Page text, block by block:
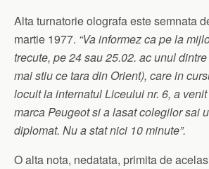
Alta turnatorie olografa este semnata
martie 1977. “Va informez ca pe la
trecute, pe 24 sau 25.02. ac unul
mai stiu ce tara din Orient), care in
locuit la internatul Liceului nr. 6, a
marca Peugeot si a lasat colegilor sai
diplomat. Nu a stat nici 10 minute”.
O alta nota, nedatata, primita de